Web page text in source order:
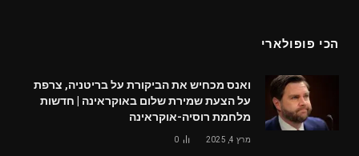
הכי פופולארי
ואנס מכחיש את הביקורת על בריטניה, צרפת
על הצעת שמירת שלום באוקראינה | חדשות
מלחמת רוסיה-אוקראינה
מרץ 4, 2025 0